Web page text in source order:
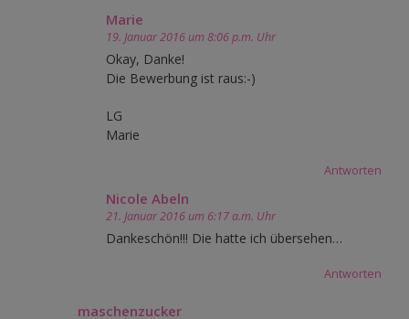
Marie
19. Januar 2016 um 8:06 p.m. Uhr
Okay, Danke!
Die Bewerbung ist raus:-)
LG
Marie
Antworten
Nicole Abeln
21. Januar 2016 um 6:17 a.m. Uhr
Dankeschön!!! Die hatte ich übersehen…
Antworten
maschenzucker